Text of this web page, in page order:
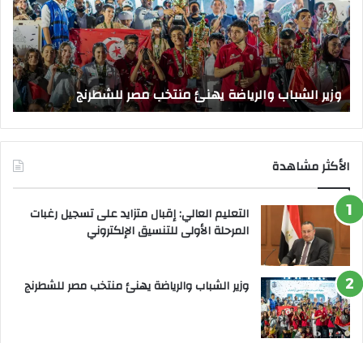
منتخب
مصر
للشطرنج
وزير الشباب والرياضة يهنئ منتخب مصر للشطرنج
الأكثر مشاهدة
التعليم العالي: إقبال متزايد على تسجيل رغبات
المرحلة الأولى للتنسيق الإلكتروني
وزير الشباب والرياضة يهنئ منتخب مصر للشطرنج